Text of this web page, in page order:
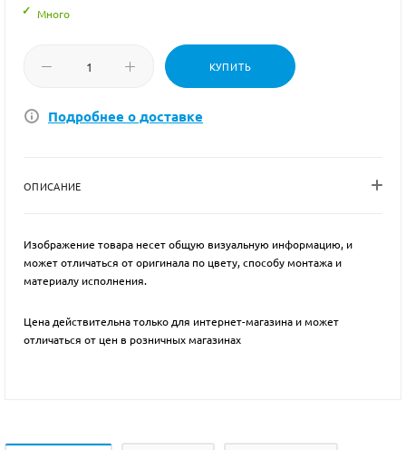
Много
КУПИТЬ
Подробнее о доставке
ОПИСАНИЕ
Изображение товара несет общую визуальную информацию, и
может отличаться от оригинала по цвету, способу монтажа и
материалу исполнения.
Цена действительна только для интернет-магазина и может
отличаться от цен в розничных магазинах